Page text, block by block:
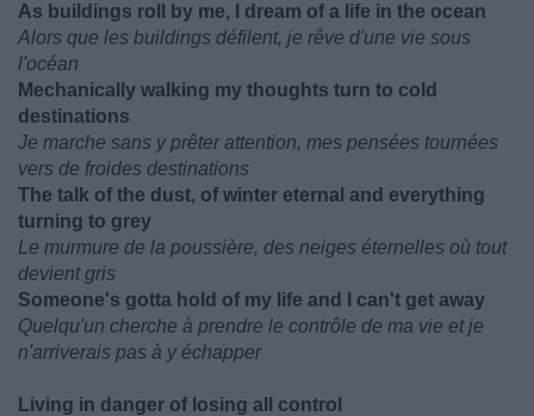
As buildings roll by me, I dream of a life in the ocean
Alors que les buildings défilent, je rêve d'une vie sous
l'océan
Mechanically walking my thoughts turn to cold
destinations
Je marche sans y prêter attention, mes pensées tournées
vers de froides destinations
The talk of the dust, of winter eternal and everything
turning to grey
Le murmure de la poussière, des neiges éternelles où tout
devient gris
Someone's gotta hold of my life and I can't get away
Quelqu'un cherche à prendre le contrôle de ma vie et je
n'arriverais pas à y échapper
Living in danger of losing all control